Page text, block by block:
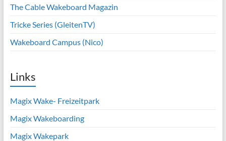
The Cable Wakeboard Magazin
Tricke Series (GleitenTV)
Wakeboard Campus (Nico)
Links
Magix Wake- Freizeitpark
Magix Wakeboarding
Magix Wakepark